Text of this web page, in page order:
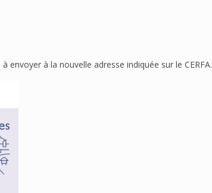
envoyer à la nouvelle adresse indiquée sur le CERFA.